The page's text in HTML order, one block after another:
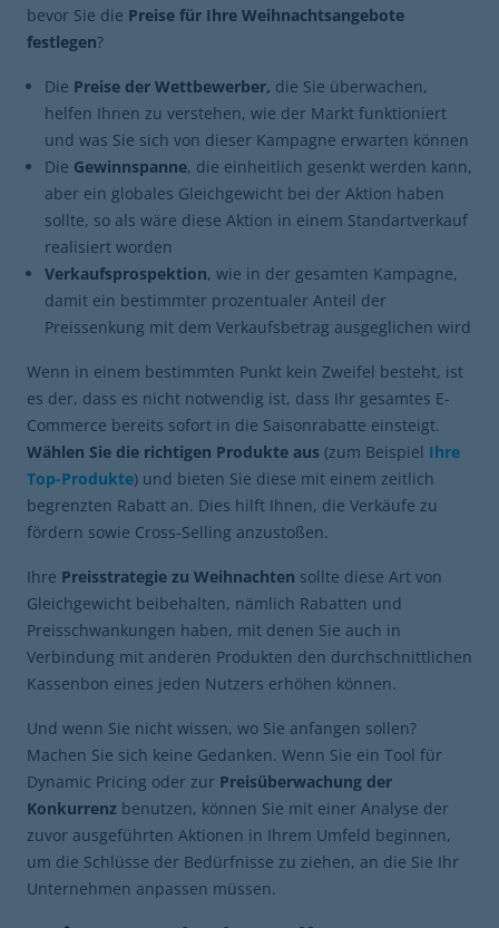
bevor Sie die Preise für Ihre Weihnachtsangebote
festlegen?
Die Preise der Wettbewerber, die Sie überwachen,
helfen Ihnen zu verstehen, wie der Markt funktioniert
und was Sie sich von dieser Kampagne erwarten können
Die Gewinnspanne, die einheitlich gesenkt werden kann,
aber ein globales Gleichgewicht bei der Aktion haben
sollte, so als wäre diese Aktion in einem Standartverkauf
realisiert worden
Verkaufsprospektion, wie in der gesamten Kampagne,
damit ein bestimmter prozentualer Anteil der
Preissenkung mit dem Verkaufsbetrag ausgeglichen wird
Wenn in einem bestimmten Punkt kein Zweifel besteht, ist
es der, dass es nicht notwendig ist, dass Ihr gesamtes E-
Commerce bereits sofort in die Saisonrabatte einsteigt.
Wählen Sie die richtigen Produkte aus (zum Beispiel Ihre
Top-Produkte) und bieten Sie diese mit einem zeitlich
begrenzten Rabatt an. Dies hilft Ihnen, die Verkäufe zu
fördern sowie Cross-Selling anzustoßen.
Ihre Preisstrategie zu Weihnachten sollte diese Art von
Gleichgewicht beibehalten, nämlich Rabatten und
Preisschwankungen haben, mit denen Sie auch in
Verbindung mit anderen Produkten den durchschnittlichen
Kassenbon eines jeden Nutzers erhöhen können.
Und wenn Sie nicht wissen, wo Sie anfangen sollen?
Machen Sie sich keine Gedanken. Wenn Sie ein Tool für
Dynamic Pricing oder zur Preisüberwachung der
Konkurrenz benutzen, können Sie mit einer Analyse der
zuvor ausgeführten Aktionen in Ihrem Umfeld beginnen,
um die Schlüsse der Bedürfnisse zu ziehen, an die Sie Ihr
Unternehmen anpassen müssen.